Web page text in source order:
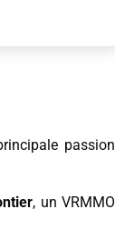
passion
, un VRMMO